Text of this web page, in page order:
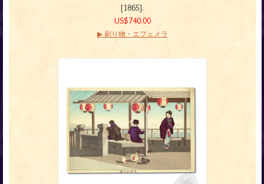
[1865].
US$740.00
▶ 刷り物・エフェメラ